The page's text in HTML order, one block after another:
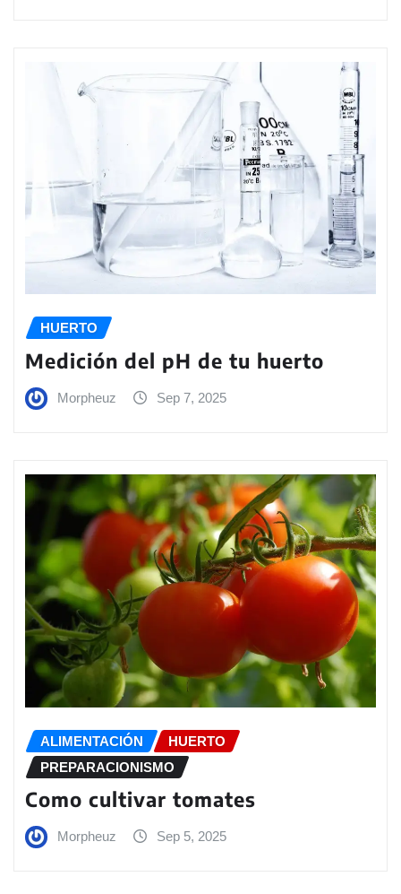
HUERTO
Medición del pH de tu huerto
Morpheuz Sep 7, 2025
ALIMENTACIÓN
HUERTO
PREPARACIONISMO
Como cultivar tomates
Morpheuz Sep 5, 2025